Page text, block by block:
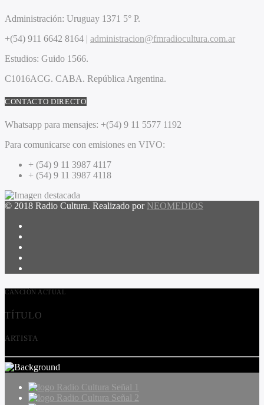
Administración: Uruguay 1371 5° P.
+(54) 911 6642 8164 | administracion@fmradiocultura.com.ar
Estudios: Guido 1566.
C1016ACG. CABA. República Argentina.
CONTACTO DIRECTO
Whatsapp para mensajes: +(54) 9 11 5577 1192
Para comunicarse con emisiones en VIVO:
+ (54) 9 11 3987 4117
+ (54) 9 11 3987 4118
© 2018 Radio Cultura. Realizado por NEOMEDIOS
CANCIÓN ACTUAL
TÍTULO
ARTISTA
Radio Cultura Señal 1
Radio Cultura Señal 2